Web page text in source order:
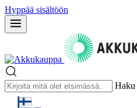
Hyppää sisältöön
Haku